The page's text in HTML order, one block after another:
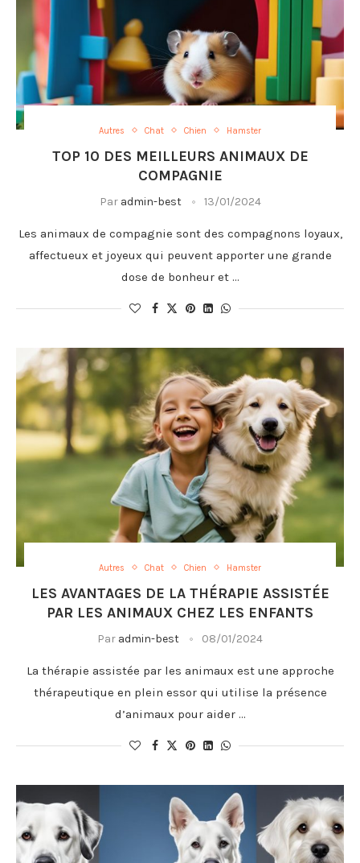
Autres Chat Chien Hamster
TOP 10 DES MEILLEURS ANIMAUX DE
COMPAGNIE
Par admin-best 13/01/2024
Les animaux de compagnie sont des compagnons loyaux,
affectueux et joyeux qui peuvent apporter une grande
dose de bonheur et …
Autres Chat Chien Hamster
LES AVANTAGES DE LA THÉRAPIE ASSISTÉE
PAR LES ANIMAUX CHEZ LES ENFANTS
Par admin-best 08/01/2024
La thérapie assistée par les animaux est une approche
thérapeutique en plein essor qui utilise la présence
d’animaux pour aider …